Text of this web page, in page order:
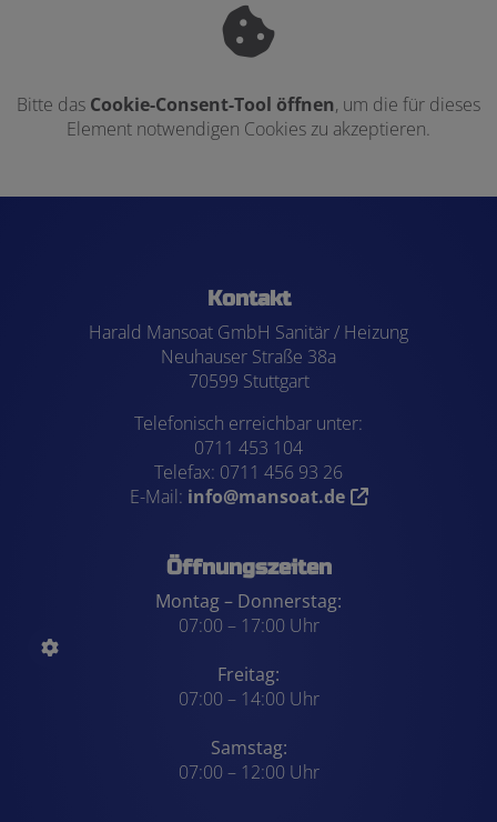
Bitte das Cookie-Consent-Tool öffnen, um die für dieses
Element notwendigen Cookies zu akzeptieren.
Kontakt
Harald Mansoat GmbH Sanitär / Heizung
Neuhauser Straße 38a
70599 Stuttgart
Telefonisch erreichbar unter:
0711 453 104
Telefax: 0711 456 93 26
E-Mail: info@mansoat.de
Öffnungszeiten
Montag – Donnerstag:
07:00 – 17:00 Uhr
Freitag:
07:00 – 14:00 Uhr
Samstag:
07:00 – 12:00 Uhr